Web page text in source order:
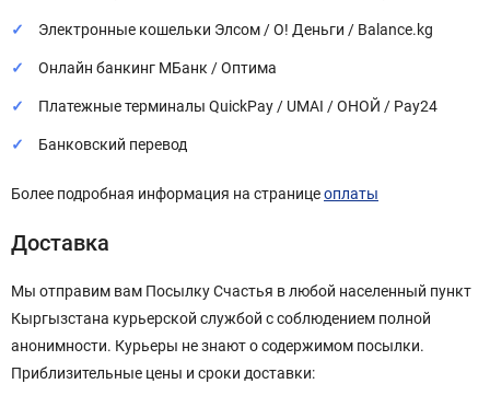
Электронные кошельки Элсом / О! Деньги / Balance.kg
Онлайн банкинг МБанк / Оптима
Платежные терминалы QuickPay / UMAI / ОНОЙ / Pay24
Банковский перевод
Более подробная информация на страницеоплаты
Доставка
Мы отправим вам Посылку Счастья в любой населенный пункт
Кыргызстана курьерской службой с соблюдением полной
анонимности. Курьеры не знают о содержимом посылки.
Приблизительные цены и сроки доставки: